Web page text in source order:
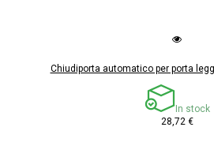
Chiudiporta automatico per porta
In stock
28,72 €